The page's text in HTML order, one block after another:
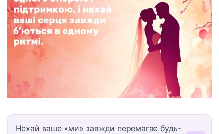
Нехай ваше «ми» завжди перемагає будь-